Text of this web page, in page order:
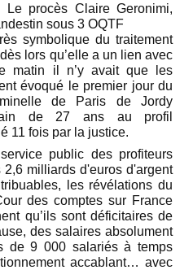
Le procès Claire Geronimi,
sous 3 OQTF
symbolique du traitement
lors qu’elle a un lien avec
matin il n’y avait que les
évoqué le premier jour du
de Paris de Jordy
de 27 ans au profil
11 fois par la justice.
public des profiteurs
2,6 milliards d'euros d'argent
les révélations du
des comptes sur France
qu’ils sont déficitaires de
des salaires absolument
de 9 000 salariés à temps
accablant… avec